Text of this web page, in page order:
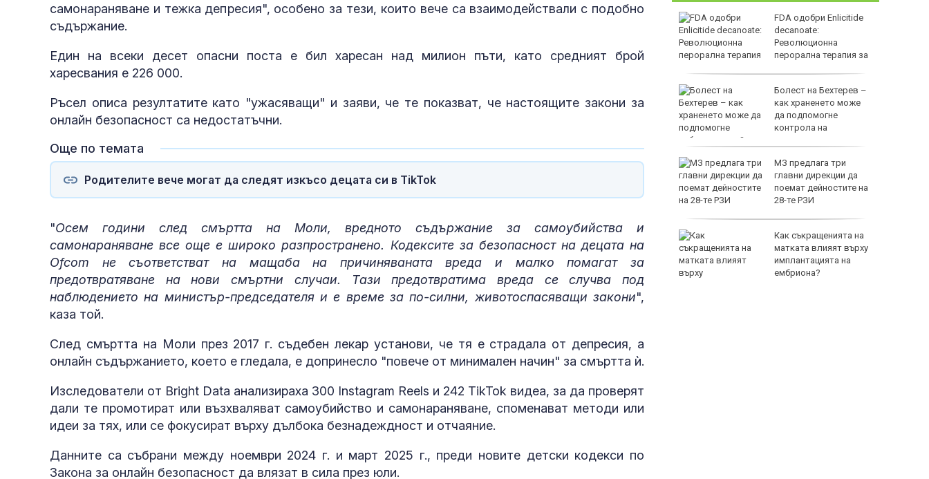
самонараняване и тежка депресия", особено за тези, които вече са взаимодействали с подобно
съдържание.
Един на всеки десет опасни поста е бил харесан над милион пъти, като средният брой
харесвания е 226 000.
Ръсел описа резултатите като "ужасяващи" и заяви, че те показват, че настоящите закони за
онлайн безопасност са недостатъчни.
Още по темата
Родителите вече могат да следят изкъсо децата си в TikTok
"Осем години след смъртта на Моли, вредното съдържание за самоубийства и
самонараняване все още е широко разпространено. Кодексите за безопасност на децата на
Ofcom не съответстват на мащаба на причиняваната вреда и малко помагат за
предотвратяване на нови смъртни случаи. Тази предотвратима вреда се случва под
наблюдението на министър-председателя и е време за по-силни, животоспасяващи закони",
каза той.
След смъртта на Моли през 2017 г. съдебен лекар установи, че тя е страдала от депресия, а
онлайн съдържанието, което е гледала, е допринесло "повече от минимален начин" за смъртта ѝ.
Изследователи от Bright Data анализираха 300 Instagram Reels и 242 TikTok видеа, за да проверят
дали те промотират или възхваляват самоубийство и самонараняване, споменават методи или
идеи за тях, или се фокусират върху дълбока безнадеждност и отчаяние.
Данните са събрани между ноември 2024 г. и март 2025 г., преди новите детски кодекси по
Закона за онлайн безопасност да влязат в сила през юли.
“Галъп”: 42%
първите 100 дни
недостиг на кръв от
Код “червено” за
Осем цивилни загинаха
след руска атака на
жп гара до Киев
FDA одобри Еnlicitide
decanoate:
Революционна
перорална терапия за
Болест на Бехтерев –
как храненето може
да подпомогне
контрола на
заболяването?
МЗ предлага три
главни дирекции да
поемат дейностите на
28-те РЗИ
Как съкращенията на
матката влияят върху
имплантацията на
ембриона?